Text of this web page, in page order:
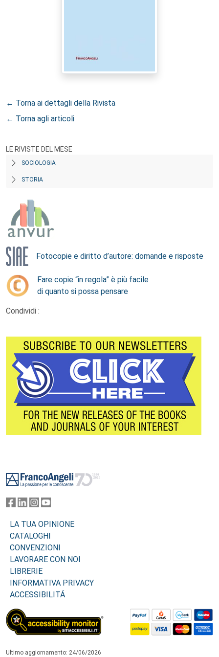
← Torna ai dettagli della Rivista
← Torna agli articoli
LE RIVISTE DEL MESE
SOCIOLOGIA
STORIA
Fotocopie e diritto d’autore: domande e risposte
Fare copie “in regola” è più facile
di quanto si possa pensare
Condividi :
LA TUA OPINIONE
CATALOGHI
CONVENZIONI
LAVORARE CON NOI
LIBRERIE
INFORMATIVA PRIVACY
ACCESSIBILITÁ
Ultimo aggiornamento: 24/06/2026